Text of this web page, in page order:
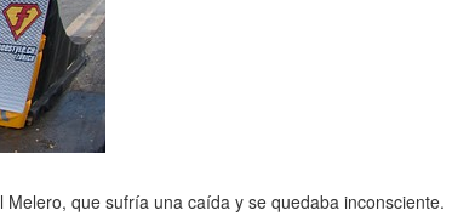
que sufría una caída y se quedaba inconsciente.